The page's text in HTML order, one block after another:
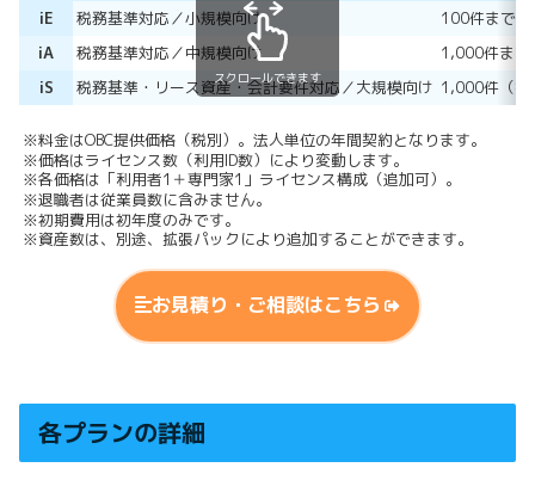
iE
税務基準対応／小規模向け
100件まで
iA
税務基準対応／中規模向け
1,000件まで
iS
税務基準・リース資産・会計要件対応／大規模向け 1,000件（
スクロールできます
※料金はOBC提供価格（税別）。法人単位の年間契約となります。
※価格はライセンス数（利用ID数）により変動します。
※各価格は「利用者1＋専門家1」ライセンス構成（追加可）。
※退職者は従業員数に含みません。
※初期費用は初年度のみです。
※資産数は、別途、拡張パックにより追加することができます。
お見積り・ご相談はこちら
各プランの詳細